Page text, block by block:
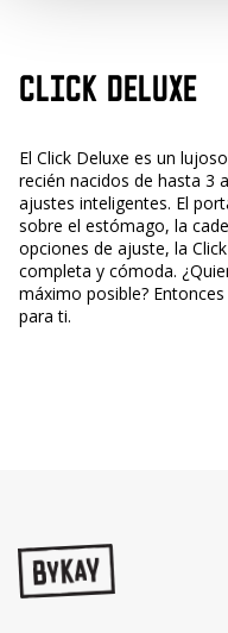
CLICK DELUXE
El Click Deluxe es un
recién nacidos de hasta 3
ajustes inteligentes. El
sobre el estómago, la
opciones de ajuste, la
completa y cómoda.
máximo posible?
para ti.